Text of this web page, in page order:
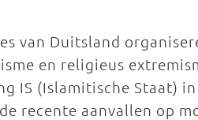
van Duitsland
en religieus
IS (Islamitische Staat)
recente aanvallen op